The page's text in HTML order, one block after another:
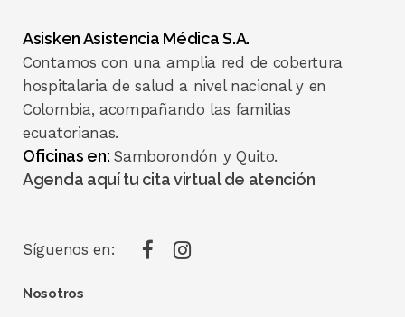
Asisken Asistencia Médica S.A.
Contamos con una amplia red de cobertura
hospitalaria de salud a nivel nacional y en
Colombia, acompañando las familias
ecuatorianas.
Oficinas en: Samborondón y Quito.
Agenda aquí tu cita virtual de atención
Síguenos en:
Nosotros